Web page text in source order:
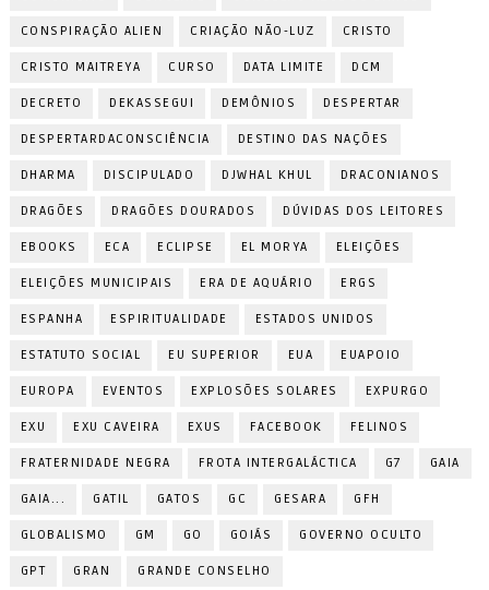
CONSPIRAÇÃO ALIEN CRIAÇÃO NÃO-LUZ CRISTO
CRISTO MAITREYA CURSO DATA LIMITE DCM
DECRETO DEKASSEGUI DEMÔNIOS DESPERTAR
DESPERTARDACONSCIÊNCIA DESTINO DAS NAÇÕES
DHARMA DISCIPULADO DJWHAL KHUL DRACONIANOS
DRAGÕES DRAGÕES DOURADOS DÚVIDAS DOS LEITORES
EBOOKS ECA ECLIPSE EL MORYA ELEIÇÕES
ELEIÇÕES MUNICIPAIS ERA DE AQUÁRIO ERGS
ESPANHA ESPIRITUALIDADE ESTADOS UNIDOS
ESTATUTO SOCIAL EU SUPERIOR EUA EUAPOIO
EUROPA EVENTOS EXPLOSÕES SOLARES EXPURGO
EXU EXU CAVEIRA EXUS FACEBOOK FELINOS
FRATERNIDADE NEGRA FROTA INTERGALÁCTICA G7 GAIA
GAIA... GATIL GATOS GC GESARA GFH
GLOBALISMO GM GO GOIÁS GOVERNO OCULTO
GPT GRAN GRANDE CONSELHO